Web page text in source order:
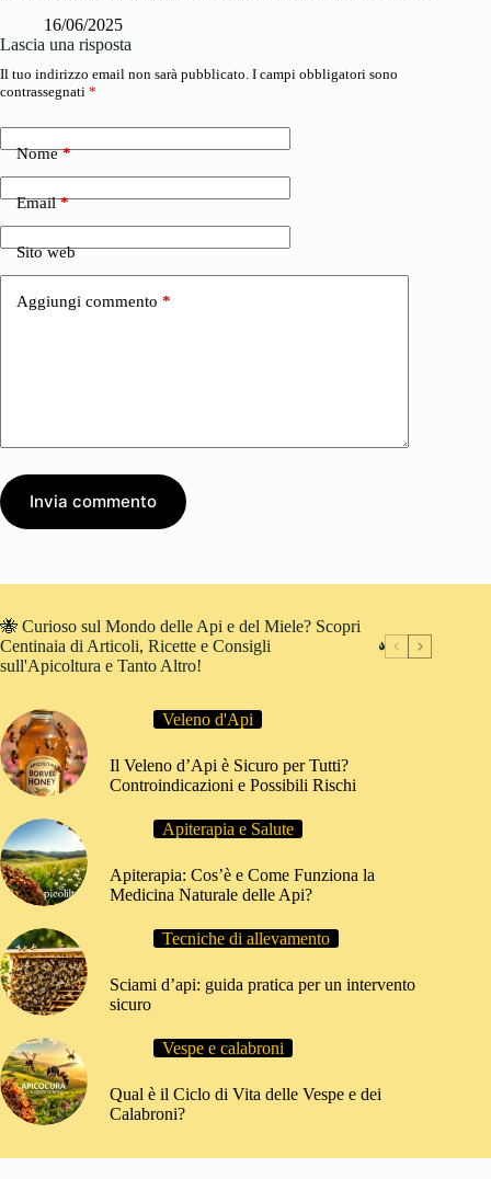
16/06/2025
Lascia una risposta
Il tuo indirizzo email non sarà pubblicato. I campi obbligatori sono
contrassegnati *
Nome*
Email*
Sito web
Aggiungi commento *
Invia commento
🐝 Curioso sul Mondo delle Api e del Miele? Scopri
Centinaia di Articoli, Ricette e Consigli
sull'Apicoltura e Tanto Altro!
Veleno d'Api
Il Veleno d’Api è Sicuro per Tutti?
Controindicazioni e Possibili Rischi
Apiterapia e Salute
Apiterapia: Cos’è e Come Funziona la
Medicina Naturale delle Api?
Tecniche di allevamento
Sciami d’api: guida pratica per un intervento
sicuro
Vespe e calabroni
Qual è il Ciclo di Vita delle Vespe e dei
Calabroni?